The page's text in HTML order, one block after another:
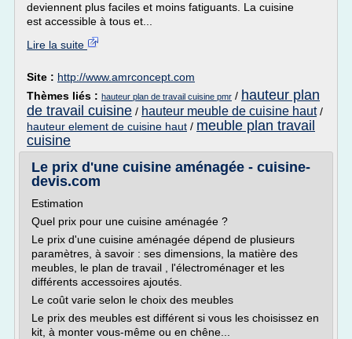
deviennent plus faciles et moins fatiguants. La cuisine
est accessible à tous et...
Lire la suite
Site : http://www.amrconcept.com
Thèmes liés : hauteur plan de travail cuisine pmr / hauteur plan
de travail cuisine / hauteur meuble de cuisine haut/
hauteur element de cuisine haut / meuble plan travail
cuisine
Le prix d'une cuisine aménagée - cuisine-
devis.com
Estimation
Quel prix pour une cuisine aménagée ?
Le prix d'une cuisine aménagée dépend de plusieurs
paramètres, à savoir : ses dimensions, la matière des
meubles, le plan de travail , l'électroménager et les
différents accessoires ajoutés.
Le coût varie selon le choix des meubles
Le prix des meubles est différent si vous les choisissez en
kit, à monter vous-même ou en chêne...